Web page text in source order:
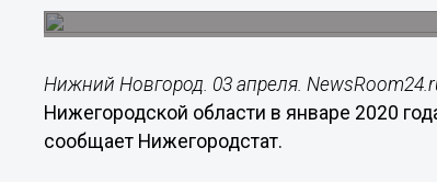
Нижний Новгород. 03 апреля.
Нижегородской области в январе 2020
сообщает Нижегородстат.